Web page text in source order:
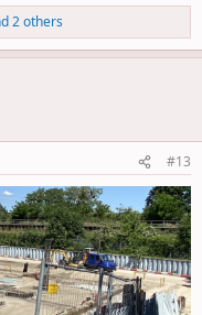
2 others
#13